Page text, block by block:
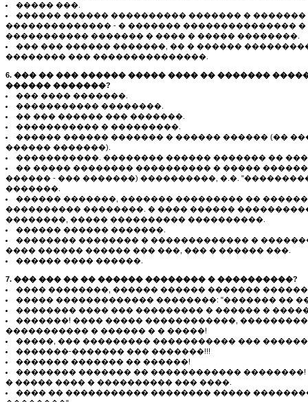
����� ���.
������ ������ ���������� ������� � �������
�������������� - � ������� ��������������� �
����������� ������� � ���� � ����� ��������.
��� ��� ������ �������, �� � ������
�������� ��� ���������������.
6. ��� �� ��� ������ ����� ���� �� �������
������ �������?
��� ���� �������.
����������� ��������.
�� ��� ������ ��� �������.
����������� � ���������.
������ ������ ������� � ������ ������ (��
������ �������).
�����������. �������� ������ ������� ��
�� ����� �������� ���������� � ����� ������
������ - ��� �������) ����������, �.�.
�������.
������ �������, ������� ��������� ��
���������� ��������. � ���� ������
��������, ����� ���������� ����������.
������ ������ �������.
�������� �������� � ������������� �
���� ������ ������ ��� ���, ��� � ������ ���.
������ ���� ������.
7. ��� ��� �� �� ������ �������� � ����������?
���� ��������, ������ ������ �������
����� ������������� ��������: "������� ��
�������� ���� ��� ��������� � ������ �
�������! ���� ����� ������������,
����������� � ������ � � �����!
�����, ��� ��������� ����������� ���
�������-������� ��� �������!!!
������� ������� �� ������!
�������� ������� �� ������������ ��������!
� ����� ���� � ���������� ��� ����.
���� �� ����������� �������� �����